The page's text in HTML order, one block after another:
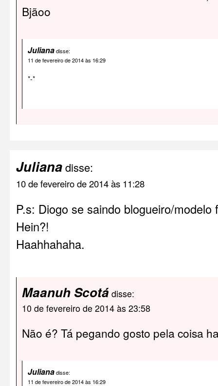
Bjãoo
Julianadisse:
11 de fevereiro de 2014 às 16:29
*-*
Julianadisse:
10 de fevereiro de 2014 às 11:28
P.s: Diogo se saindo blogueiro/
Hein?!
Haahhahaha.
Maanuh Scotádisse:
10 de fevereiro de 2014 às 23:58
Não é? Tá pegando gosto pela coisa
Julianadisse:
11 de fevereiro de 2014 às 16:29